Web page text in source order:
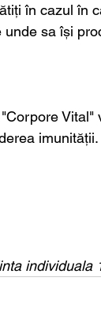
în cazul în
sa își
Vital"
imunității.
individuala